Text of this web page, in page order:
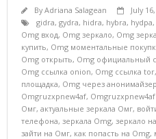
ByAdriana Salagean July
gidra, gydra, hidra, hybra, hydpa,
Omg вход, Omg зеркало, Omg
купить, Omg моментальные
Omg открыть, Omg официальный
Omg ссылка onion, Omg ссылка tor,
площадка, Omg через анонимайзер
Omgruzxpnew4af,
Омг, актуальные зеркала Омг,
телефона, зеркала Omg, зеркало
зайти на Омг, как попасть на Omg,